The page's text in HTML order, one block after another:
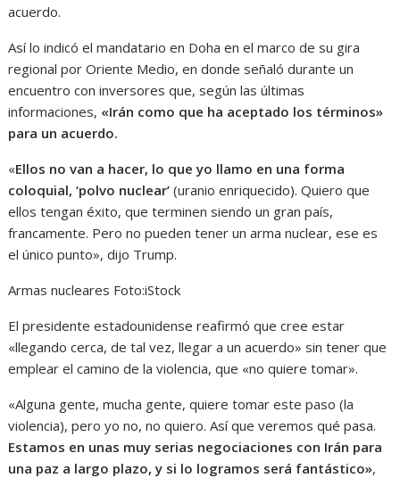
acuerdo.
Así lo indicó el mandatario en Doha en el marco de su gira
regional por Oriente Medio, en donde señaló durante un
encuentro con inversores que, según las últimas
informaciones, «Irán como que ha aceptado los términos»
para un acuerdo.
«Ellos no van a hacer, lo que yo llamo en una forma
coloquial, ‘polvo nuclear’ (uranio enriquecido). Quiero que
ellos tengan éxito, que terminen siendo un gran país,
francamente. Pero no pueden tener un arma nuclear, ese es
el único punto», dijo Trump.
Armas nucleares Foto:iStock
El presidente estadounidense reafirmó que cree estar
«llegando cerca, de tal vez, llegar a un acuerdo» sin tener que
emplear el camino de la violencia, que «no quiere tomar».
«Alguna gente, mucha gente, quiere tomar este paso (la
violencia), pero yo no, no quiero. Así que veremos qué pasa.
Estamos en unas muy serias negociaciones con Irán para
una paz a largo plazo, y si lo logramos será fantástico»,